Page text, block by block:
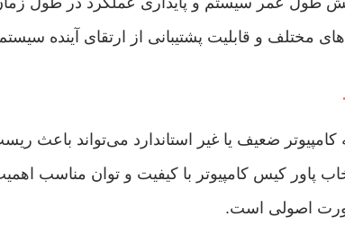
مختلف و قابلیت پشتیبانی از ارتقای آینده سیستم
کامپیوتر ضعیف یا غیر استاندارد می‌تواند
پاور کیس کامپیوتر با کیفیت و توان مناسب
صورت اصولی است.